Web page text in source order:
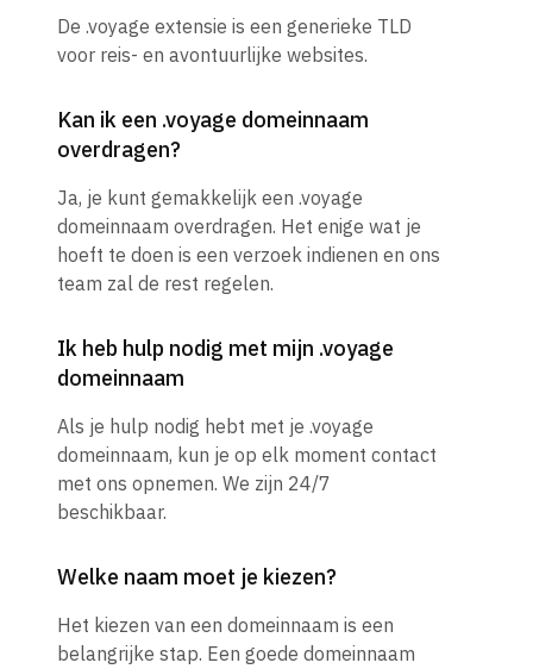
De .voyage extensie is een generieke TLD
voor reis- en avontuurlijke websites.
Kan ik een .voyage domeinnaam
overdragen?
Ja, je kunt gemakkelijk een .voyage
domeinnaam overdragen. Het enige wat je
hoeft te doen is een verzoek indienen en ons
team zal de rest regelen.
Ik heb hulp nodig met mijn .voyage
domeinnaam
Als je hulp nodig hebt met je .voyage
domeinnaam, kun je op elk moment contact
met ons opnemen. We zijn 24/7
beschikbaar.
Welke naam moet je kiezen?
Het kiezen van een domeinnaam is een
belangrijke stap. Een goede domeinnaam